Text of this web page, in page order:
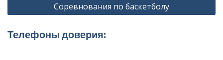
Соревнования по баскетболу
Телефоны доверия: